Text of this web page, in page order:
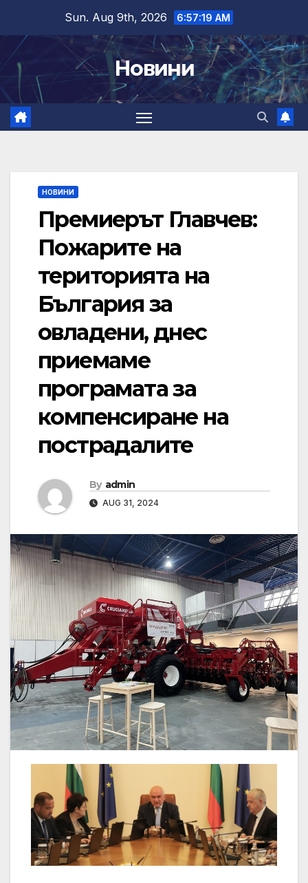
content
Sun. Aug 9th, 2026 6:57:20 AM
Новини
НОВИНИ
Премиерът Главчев:
Пожарите на
територията на
България за
овладени, днес
приемаме
програмата за
компенсиране на
пострадалите
By admin
AUG 31, 2024